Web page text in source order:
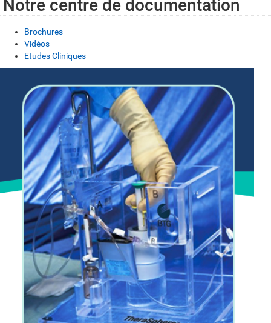
Notre centre de documentation
Brochures
Vidéos
Etudes Cliniques